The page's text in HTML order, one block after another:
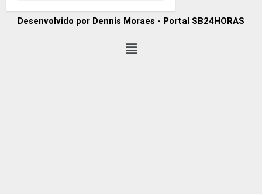
Desenvolvido por Dennis Moraes - Portal SB24HORAS